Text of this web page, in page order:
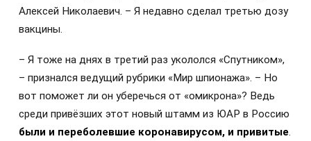
Алексей Николаевич. – Я недавно сделал третью дозу
вакцины.
– Я тоже на днях в третий раз укололся «Спутником»,
– признался ведущий рубрики «Мир шпионажа». – Но
вот поможет ли он уберечься от «омикрона»? Ведь
среди привёзших этот новый штамм из ЮАР в Россию
были и переболевшие коронавирусом, и привитые.